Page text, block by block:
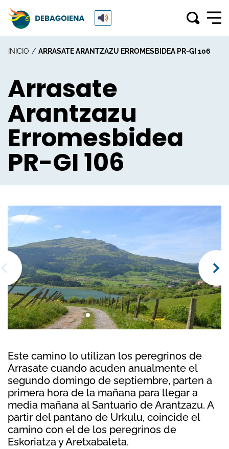
INICIO ARRASATE ARANTZAZU ERROMESBIDEA PR-GI 106
Arrasate
Arantzazu
Erromesbidea
PR-GI 106
Este camino lo utilizan los peregrinos de
Arrasate cuando acuden anualmente el
segundo domingo de septiembre, parten a
primera hora de la mañana para llegar a
media mañana al Santuario de Arantzazu. A
partir del pantano de Urkulu, coincide el
camino con el de los peregrinos de
Eskoriatza y Aretxabaleta.